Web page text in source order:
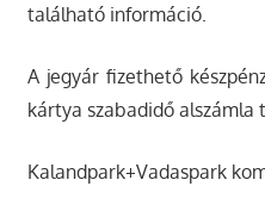
található információ.
A jegyár fizethető
kártya szabadidő alszámla
Kalandpark+Vadaspark